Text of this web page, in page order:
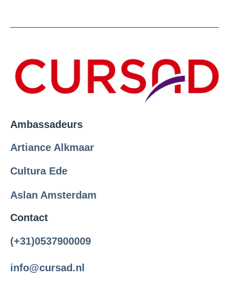
Ambassadeurs
Artiance Alkmaar
Cultura Ede
Aslan Amsterdam
Contact
(+31)0537900009
info@cursad.nl